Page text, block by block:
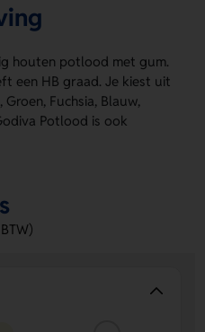
houten potlood met gum.
een HB graad. Je kiest uit
Fuchsia, Blauw,
Potlood is ook
Bestel of vraag
Potlood
Rechtshandig of